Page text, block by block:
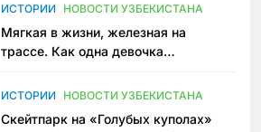
ИСТОРИИ НОВОСТИ УЗБЕКИСТАНА
Мягкая в жизни, железная на
трассе. Как одна девочка
Узбекистане
ИСТОРИИ НОВОСТИ УЗБЕКИСТАНА
Скейтпарк на «Голубых куполах»